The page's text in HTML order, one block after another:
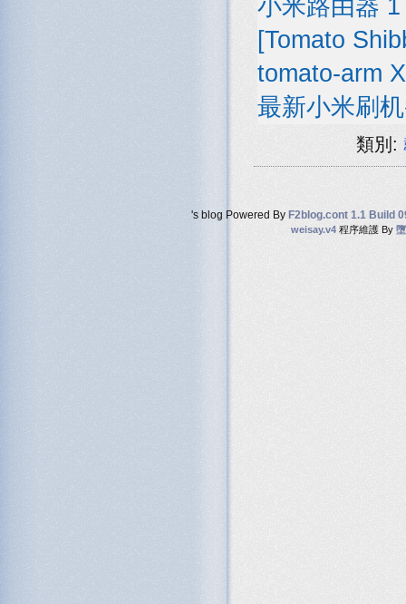
小米路由器
[Tomato
tomato-arm
最新小米刷
類別:
's blog Powered By F2blog.cont 1.1 Build
weisay.v4程序維護 By